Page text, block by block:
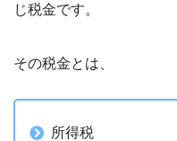
じ税金です。
その税金とは、
所得税